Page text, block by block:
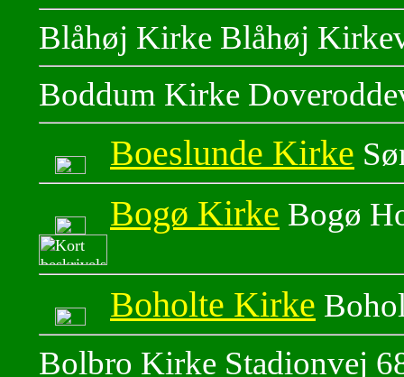
Blåhøj Kirke Blåhøj
Boddum Kirke
Boeslunde Kirke
Bogø Kirke Bogø
Boholte Kirke
Bolbro Kirke Stadionvej